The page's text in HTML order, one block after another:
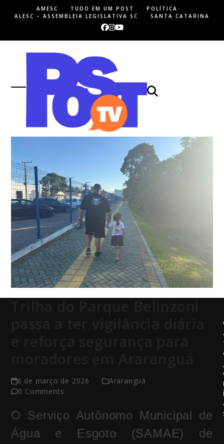
AMESC TUDO EM UM POST
POLÍTICA
ALESC – ASSEMBLEIA LEGISLATIVA SC
SANTA CATARINA
Facebook
Instagram
YouTube
Open
mobile
menu
Close
mobile
menu
6 de março de 2026
Araranguá
0 Comments
O Serviço Autônomo Municipal de
Água e Esgoto (SAMAE) de